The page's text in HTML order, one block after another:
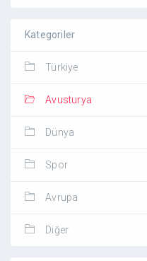
Kategoriler
Türkiye
Avusturya
Dünya
Spor
Avrupa
Diğer